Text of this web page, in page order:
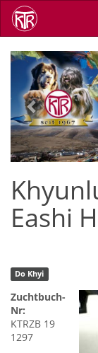
Direkt
zum
Inhalt
Previous
Eashi
Do Khyi
Zuchtbuch-
Nr:
KTRZB 19
1297